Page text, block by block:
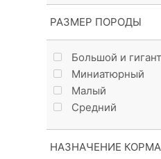
РАЗМЕР ПОРОДЫ
Большой и
Миниатюрный
Малый
Средний
НАЗНАЧЕНИЕ КОРМА